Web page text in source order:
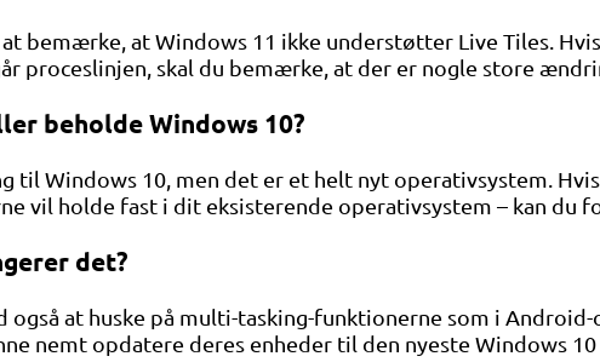
bemærke, at Windows 11 ikke understøtter Live Tiles.
proceslinjen, skal du bemærke, at der er nogle store
beholde Windows 10?
til Windows 10, men det er et helt nyt operativsystem.
vil holde fast i dit eksisterende operativsystem – kan du
det?
også at huske på multi-tasking-funktionerne som i
nemt opdatere deres enheder til den nyeste Windows